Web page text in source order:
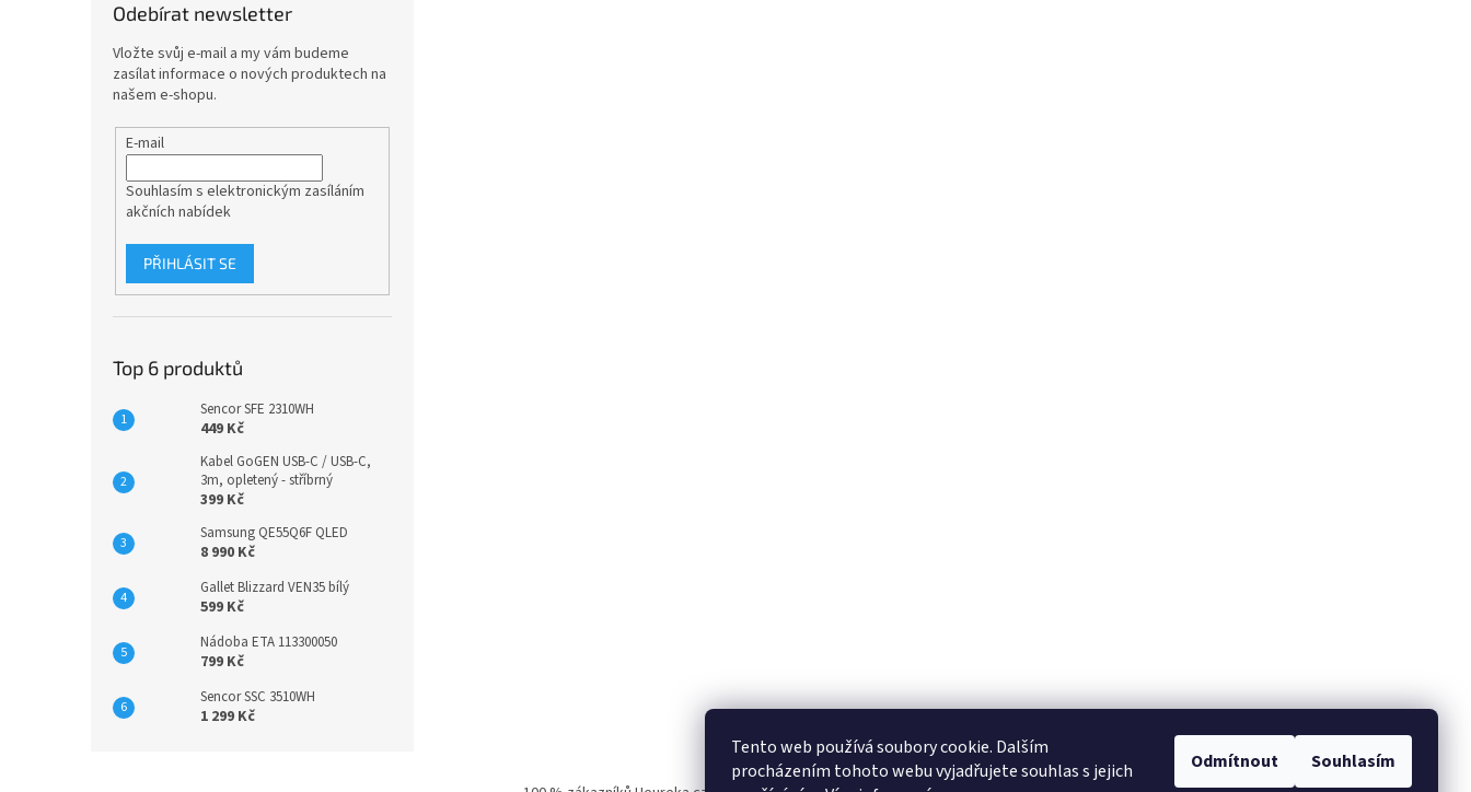
Tento web používá soubory cookie. Dalším
procházením tohoto webu vyjadřujete souhlas s jejich
Odmítnout Souhlasím
Odebírat newsletter
Vložte svůj e-mail a my vám budeme
zasílat informace o nových produktech na
našem e-shopu.
E-mail
Souhlasím s elektronickým zasíláním
akčních nabídek
PŘIHLÁSIT SE
Top 6 produktů
Sencor SFE 2310WH
449 Kč
Kabel GoGEN USB-C / USB-C,
3m, opletený - stříbrný
399 Kč
Samsung QE55Q6F QLED
8 990 Kč
Gallet Blizzard VEN35 bílý
599 Kč
Nádoba ETA 113300050
799 Kč
Sencor SSC 3510WH
1 299 Kč